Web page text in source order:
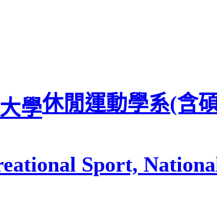
休閒運動學系(含
Sport,